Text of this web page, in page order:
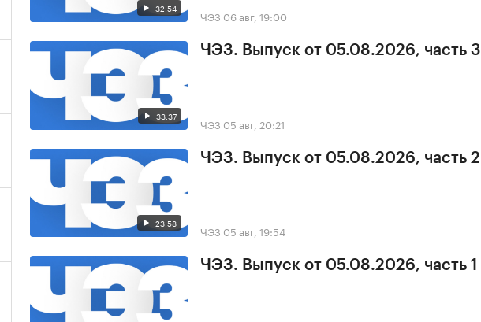
32:54 ЧЭЗ 06 авг, 19:00
33:37
ЧЭЗ. Выпуск от 05.08.2026, часть 3
ЧЭЗ 05 авг, 20:21
23:58
ЧЭЗ. Выпуск от 05.08.2026, часть 2
ЧЭЗ 05 авг, 19:54
ЧЭЗ. Выпуск от 05.08.2026, часть 1